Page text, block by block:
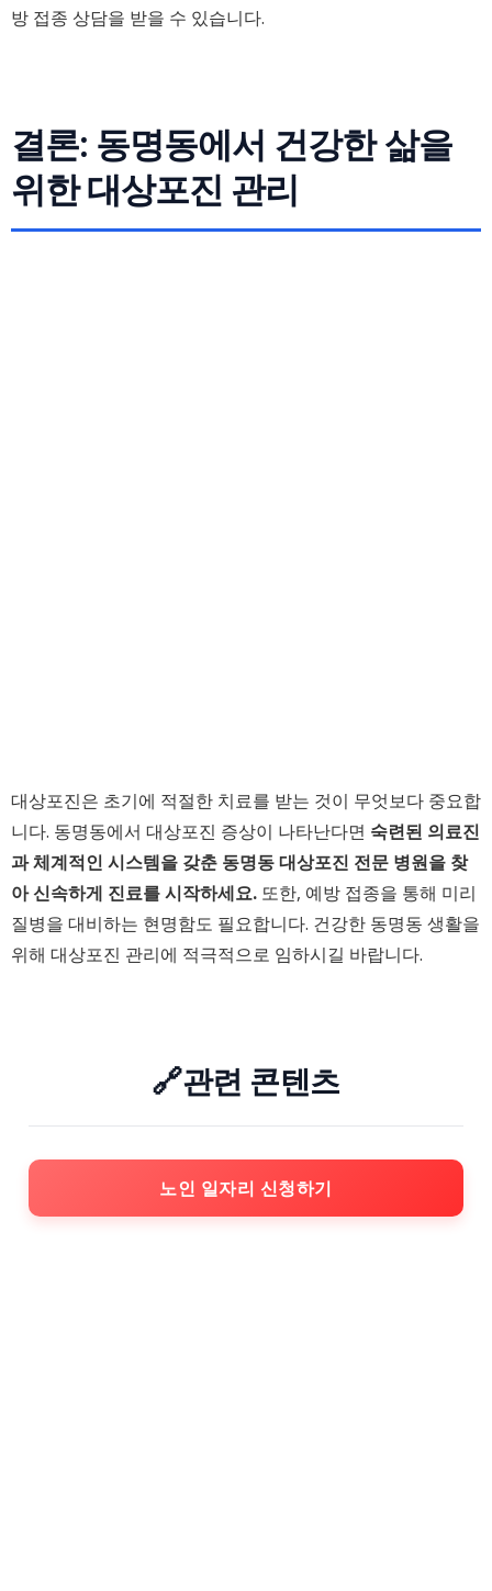
방 접종 상담을 받을 수 있습니다.
결론: 동명동에서 건강한 삶을
위한 대상포진 관리
대상포진은 초기에 적절한 치료를 받는 것이 무엇보다 중요합
니다. 동명동에서 대상포진 증상이 나타난다면 숙련된 의료진
과 체계적인 시스템을 갖춘 동명동 대상포진 전문 병원을 찾
아 신속하게 진료를 시작하세요. 또한, 예방 접종을 통해 미리
질병을 대비하는 현명함도 필요합니다. 건강한 동명동 생활을
위해 대상포진 관리에 적극적으로 임하시길 바랍니다.
🔗관련 콘텐츠
노인 일자리 신청하기